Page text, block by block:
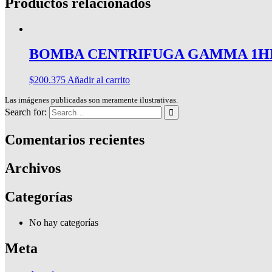
BOMBA CENTRIFUGA GAMMA
$200.375 Añadir al carrito
Las imágenes publicadas son meramente ilustrativas.
Search for:
Comentarios recientes
Archivos
Categorías
No hay categorías
Meta